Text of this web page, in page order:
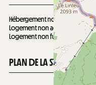
Hébergement non classé
Logement non adapté aux PMR
Logement non fumeur
PLAN DE LA STATION